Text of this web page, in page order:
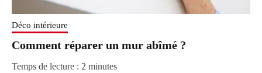
Déco intérieure
Comment réparer un mur abîmé ?
Temps de lecture : 2 minutes